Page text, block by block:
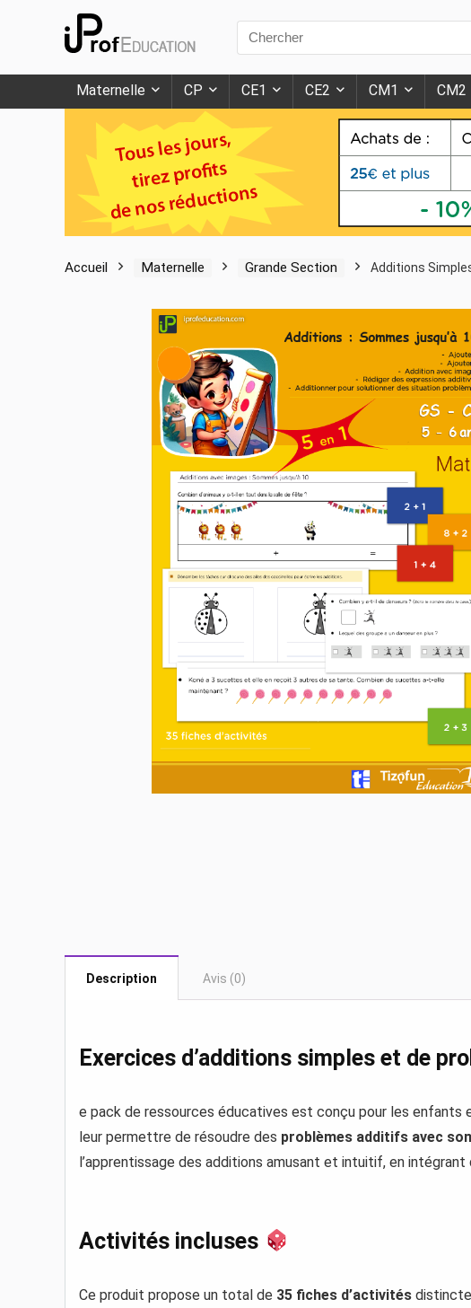
Search
for:
Maternelle CP CE1 CE2 CM1 CM2
Accueil Maternelle Grande Section Additions
Description Avis (0)
Exercices d’additions simples et de
e pack de ressources éducatives est conçu pour les enfants
leur permettre de résoudre des problèmes additifs avec
l’apprentissage des additions amusant et intuitif, en
Activités incluses
Ce produit propose un total de 35 fiches d’activités